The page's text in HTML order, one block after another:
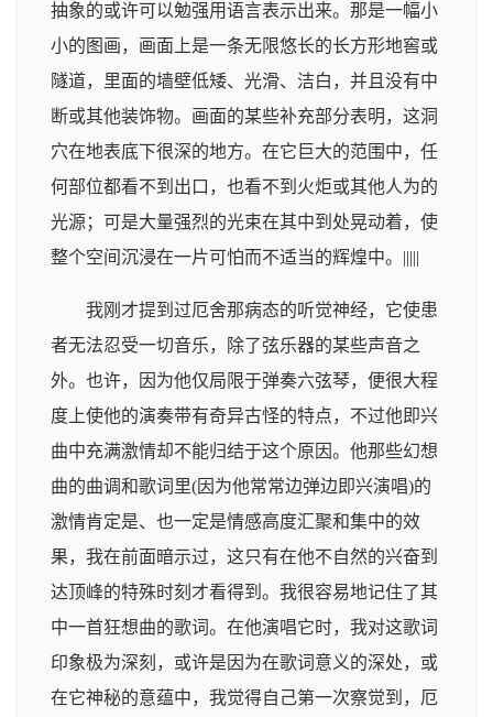
抽象的或许可以勉强用语言表示出来。那是一幅小
小的图画，画面上是一条无限悠长的长方形地窖或
隧道，里面的墙壁低矮、光滑、洁白，并且没有中
断或其他装饰物。画面的某些补充部分表明，这洞
穴在地表底下很深的地方。在它巨大的范围中，任
何部位都看不到出口，也看不到火炬或其他人为的
光源；可是大量强烈的光束在其中到处晃动着，使
整个空间沉浸在一片可怕而不适当的辉煌中。|||||
我刚才提到过厄舍那病态的听觉神经，它使患
者无法忍受一切音乐，除了弦乐器的某些声音之
外。也许，因为他仅局限于弹奏六弦琴，便很大程
度上使他的演奏带有奇异古怪的特点，不过他即兴
曲中充满激情却不能归结于这个原因。他那些幻想
曲的曲调和歌词里(因为他常常边弹边即兴演唱)的
激情肯定是、也一定是情感高度汇聚和集中的效
果，我在前面暗示过，这只有在他不自然的兴奋到
达顶峰的特殊时刻才看得到。我很容易地记住了其
中一首狂想曲的歌词。在他演唱它时，我对这歌词
印象极为深刻，或许是因为在歌词意义的深处，或
在它神秘的意蕴中，我觉得自己第一次察觉到，厄